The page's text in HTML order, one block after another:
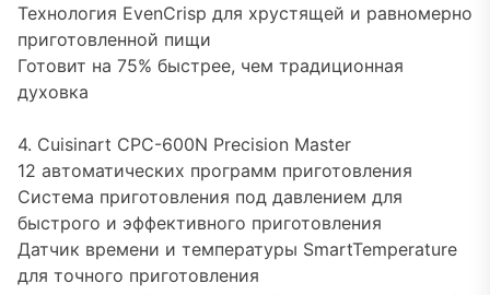
Технология EvenCrisp для хрустящей и равномерно
приготовленной пищи
Готовит на 75% быстрее, чем традиционная
духовка
4. Cuisinart CPC-600N Precision Master
12 автоматических программ приготовления
Система приготовления под давлением для
быстрого и эффективного приготовления
Датчик времени и температуры SmartTemperature
для точного приготовления